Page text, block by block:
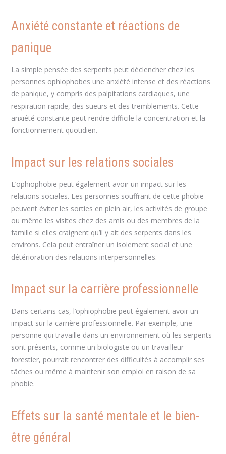
Anxiété constante et réactions de
panique
La simple pensée des serpents peut déclencher chez les
personnes ophiophobes une anxiété intense et des réactions
de panique, y compris des palpitations cardiaques, une
respiration rapide, des sueurs et des tremblements. Cette
anxiété constante peut rendre difficile la concentration et la
fonctionnement quotidien.
Impact sur les relations sociales
L’ophiophobie peut également avoir un impact sur les
relations sociales. Les personnes souffrant de cette phobie
peuvent éviter les sorties en plein air, les activités de groupe
ou même les visites chez des amis ou des membres de la
famille si elles craignent qu’il y ait des serpents dans les
environs. Cela peut entraîner un isolement social et une
détérioration des relations interpersonnelles.
Impact sur la carrière professionnelle
Dans certains cas, l’ophiophobie peut également avoir un
impact sur la carrière professionnelle. Par exemple, une
personne qui travaille dans un environnement où les serpents
sont présents, comme un biologiste ou un travailleur
forestier, pourrait rencontrer des difficultés à accomplir ses
tâches ou même à maintenir son emploi en raison de sa
phobie.
Effets sur la santé mentale et le bien-
être général